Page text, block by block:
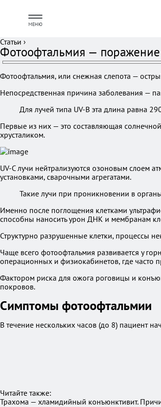
МЕНЮ
Статьи ›
Фотоофтальмия —
Фотоофтальмия, или снежная слепота —
Непосредственная причина заболевания —
Для лучей типа UV-B эта длина равна
Первые из них — это составляющая
хрусталиком.
UV-C лучи нейтрализуются озоновым слоем
установками, сварочными агрегатами.
Такие лучи при проникновении в
Именно после поглощения клетками
способны наносить урон ДНК и мембранам
Структурно разрушенные клетки, процессы
Чаще всего фотоофтальмия развивается у
операционных и физиокабинетов, где часто
Фактором риска для ожога роговицы и
покровов.
Симптомы фотоофтальмии
В течение нескольких часов (до 8) пациент
Читайте также:
Трахома — хламидийный конъюнктивит.